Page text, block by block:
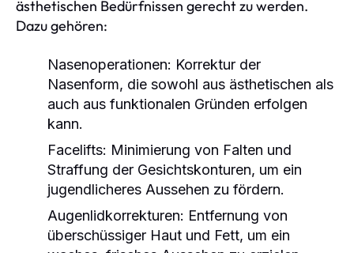
ästhetischen Bedürfnissen gerecht zu werden.
Dazu gehören:
Nasenoperationen: Korrektur der
Nasenform, die sowohl aus ästhetischen als
auch aus funktionalen Gründen erfolgen
kann.
Facelifts: Minimierung von Falten und
Straffung der Gesichtskonturen, um ein
jugendlicheres Aussehen zu fördern.
Augenlidkorrekturen: Entfernung von
überschüssiger Haut und Fett, um ein